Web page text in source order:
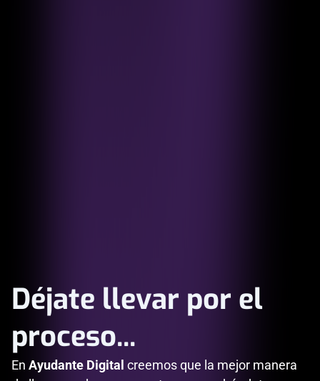
Déjate llevar por el
proceso...
En Ayudante Digital creemos que la mejor manera